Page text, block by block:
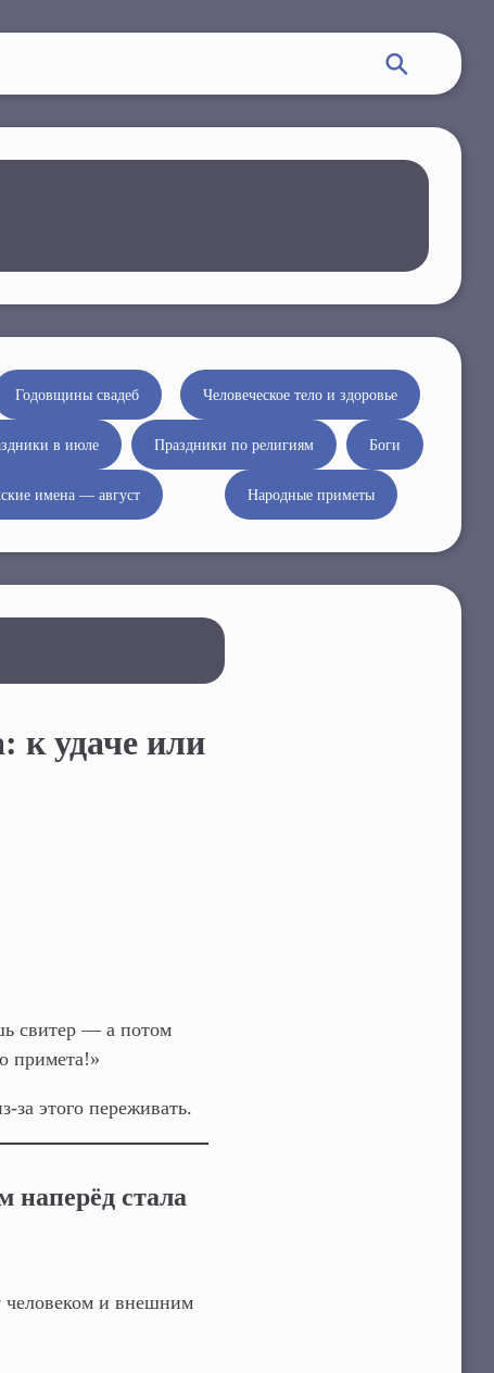
Годовщины свадеб Человеческое тело и здоровье
в июле Праздники по религиям Боги
имена — август Народные приметы
к удаче или
свитер — а потом
примета!»
этого переживать.
наперёд стала
и внешним